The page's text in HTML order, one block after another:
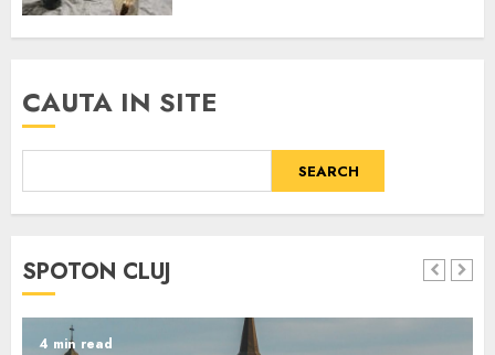
CAUTA IN SITE
SEARCH
SPOTON CLUJ
4 min read